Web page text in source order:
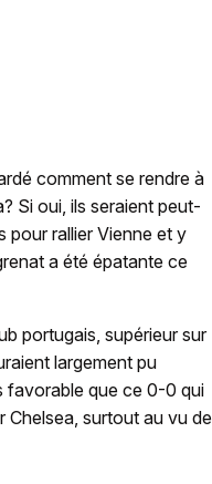
comment se rendre à
Si oui, ils seraient peut-
pour rallier Vienne et y
a été épatante ce
portugais, supérieur sur
largement pu
favorable que ce 0-0 qui
surtout au vu de